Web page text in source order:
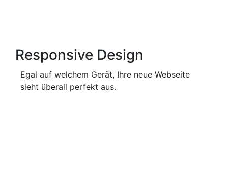
Responsive Design
Egal auf welchem Gerät, Ihre neue Webseite
sieht überall perfekt aus.